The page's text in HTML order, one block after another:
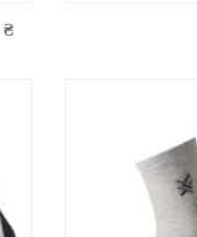
₴